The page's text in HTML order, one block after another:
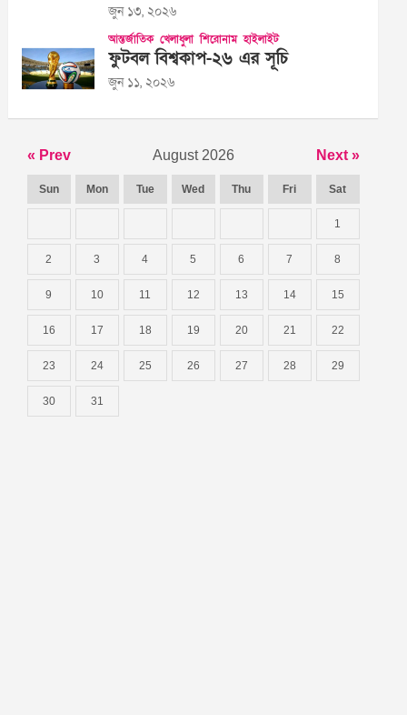
জুন ১৩, ২০২৬
আন্তর্জাতিক খেলাধুলা শিরোনাম হাইলাইট
ফুটবল বিশ্বকাপ-২৬ এর সূচি
জুন ১১, ২০২৬
« Prev August 2026 Next »
Sun Mon Tue Wed Thu Fri Sat
1
2 3 4 5 6 7 8
9 10 11 12 13 14 15
16 17 18 19 20 21 22
23 24 25 26 27 28 29
30 31